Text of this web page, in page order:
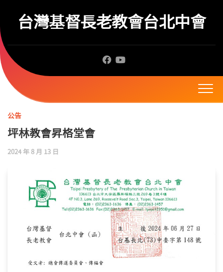
content台灣基督長老教會台北中會
公告
坪林教會昇格堂會
2024 年 8 月 13 日